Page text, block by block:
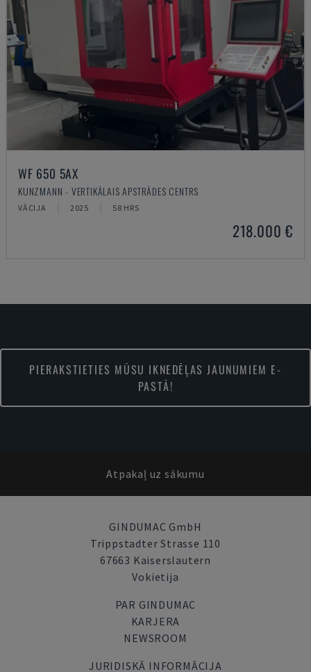
WF 650 5AX
KUNZMANN - VERTIKĀLAIS APSTRĀDES CENTRS
VĀCIJA 2025 58 HRS
218.000 €
PIERAKSTIETIES MŪSU IKNEDĒĻAS JAUNUMIEM E-
PASTĀ!
Atpakaļ uz sākumu
GINDUMAC GmbH
Trippstadter Strasse 110
67663 Kaiserslautern
Vokietija
PAR GINDUMAC
KARJERA
NEWSROOM
JURIDISKĀ INFORMĀCIJA